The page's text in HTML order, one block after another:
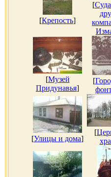
[Крепость]
[
[Музей
Придунавья]
[
[Улицы и дома]
[